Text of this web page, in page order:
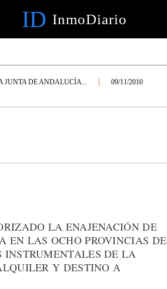
ID InmoDiario
JUNTA DE ANDALUCÍA... 09/11/2010
LA ENAJENACIÓN DE
EN LAS OCHO PROVINCIAS DE
DE LA
Y DESTINO A